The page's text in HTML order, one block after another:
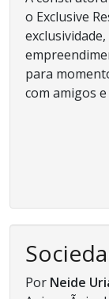
o Exclusive
para
com amigos
Por Neide